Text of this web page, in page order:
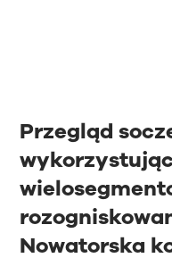
Przegląd
Nowatorska